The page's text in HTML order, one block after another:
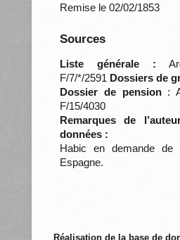
Remise le 02/02/1853
Sources
Liste générale :
F/7/*/2591 Dossiers de
Dossier de pension:
F/15/4030
Remarques de
données :
Habic en demande de
Espagne.
Réalisation de la base de